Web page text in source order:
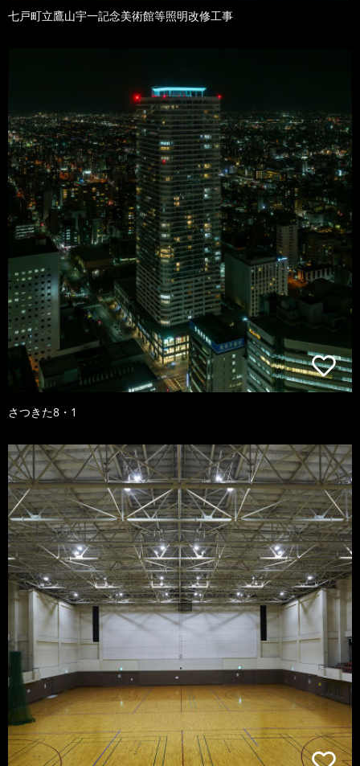
七戸町立鷹山宇一記念美術館等照明改修工事
さつきた8・1